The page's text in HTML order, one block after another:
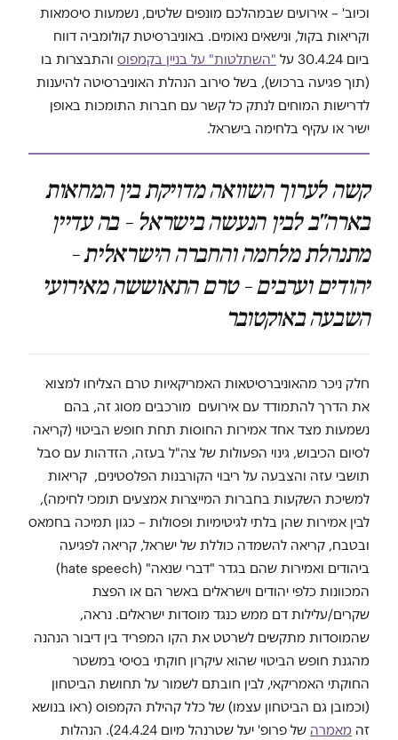
וכיוב' – אירועים שבמהלכם מונפים שלטים, נשמעות סיסמאות
וקריאות בקול, ונישאים נאומים. באוניברסיטת קולומביה דווח
ביום 30.4.24 על
"השתלטות" על בניין בקמפוס והתבצרות בו
(תוך פגיעה ברכוש), בשל סירוב הנהלת האוניברסיטה להיענות
לדרישות המוחים לנתק כל קשר עם חברות התומכות באופן
ישיר או עקיף בלחימה בישראל.
קשה לערוך השוואה מדויקת בין המחאות
בארה"ב לבין הנעשה בישראל – בה עדיין
מתנהלת מלחמה והחברה הישראלית –
יהודים וערבים – טרם התאוששה מאירועי
השבעה באוקטובר
חלק ניכר מהאוניברסיטאות האמריקאיות טרם הצליחו למצוא
את הדרך להתמודד עם אירועים מורכבים מסוג זה, בהם
נשמעות מצד אחד אמירות החוסות תחת חופש הביטוי (קריאה
לסיום הכיבוש, גינוי הפעולות של צה"ל בעזה, הזדהות עם סבל
תושבי עזה והצבעה על ריבוי הקורבנות הפלסטינים, קריאות
למשיכת השקעות בחברות המייצרות אמצעים תומכי לחימה),
לבין אמירות שהן בלתי לגיטימיות ופסולות – כגון תמיכה בחמאס
ובטבח, קריאה להשמדה כוללת של ישראל, קריאה לפגיעה
ביהודים ואמירות שהם בגדר "דברי שנאה" (hate speech)
המכוונות כלפי יהודים וישראלים באשר הם או הפצת
שקרים/עלילות דם ממש כנגד מוסדות ישראלים. נראה,
שהמוסדות מתקשים לשרטט את הקו המפריד בין דיבור הנהנה
מהגנת חופש הביטוי שהוא עיקרון חוקתי בסיסי במשטר
החוקתי האמריקאי, לבין חובתם לשמור על תחושת הביטחון
(וכמובן גם הביטחון עצמו) של כלל קהילת הקמפוס (ראו בנושא
זה מאמרה
של פרופ' יעל שטרנהל מיום 24.4.24). הנהלות